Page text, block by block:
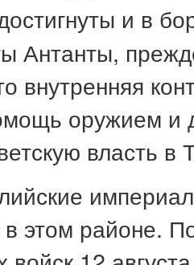
и в
Антанты,
внутренняя
оружием и
власть в
этом районе.